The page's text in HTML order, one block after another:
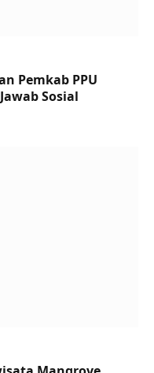
Pemkab PPU
Sosial